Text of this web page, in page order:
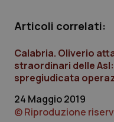
Friuli Venezia
Lazio
Liguria
Dermatite
Diabete &
Disturbi
Articoli correlati:
Calabria. Oliverio
straordinari delle
spregiudicata
24 Maggio 2019
© Riproduzione